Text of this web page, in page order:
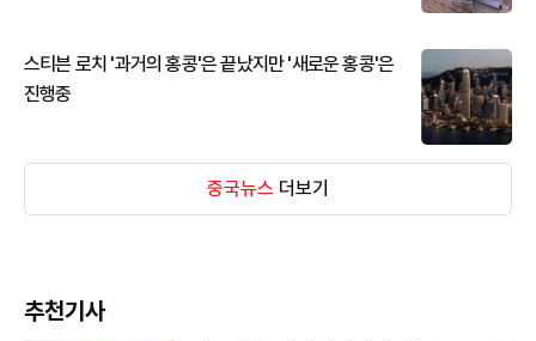
스티븐 로치 '과거의 홍콩'은 끝났지만 '새로운 홍콩'은
진행중
중국뉴스 더보기
추천기사